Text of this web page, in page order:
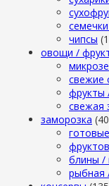
чипсы
овощи /
свежие
фрукты
свежая
заморозка
блины /
рыбная